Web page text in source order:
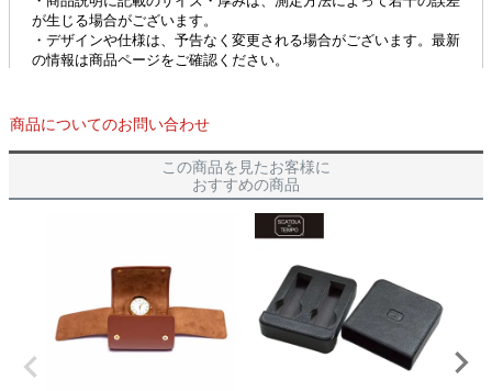
商品についてのお問い合わせ
この商品を見たお客様に
おすすめの商品